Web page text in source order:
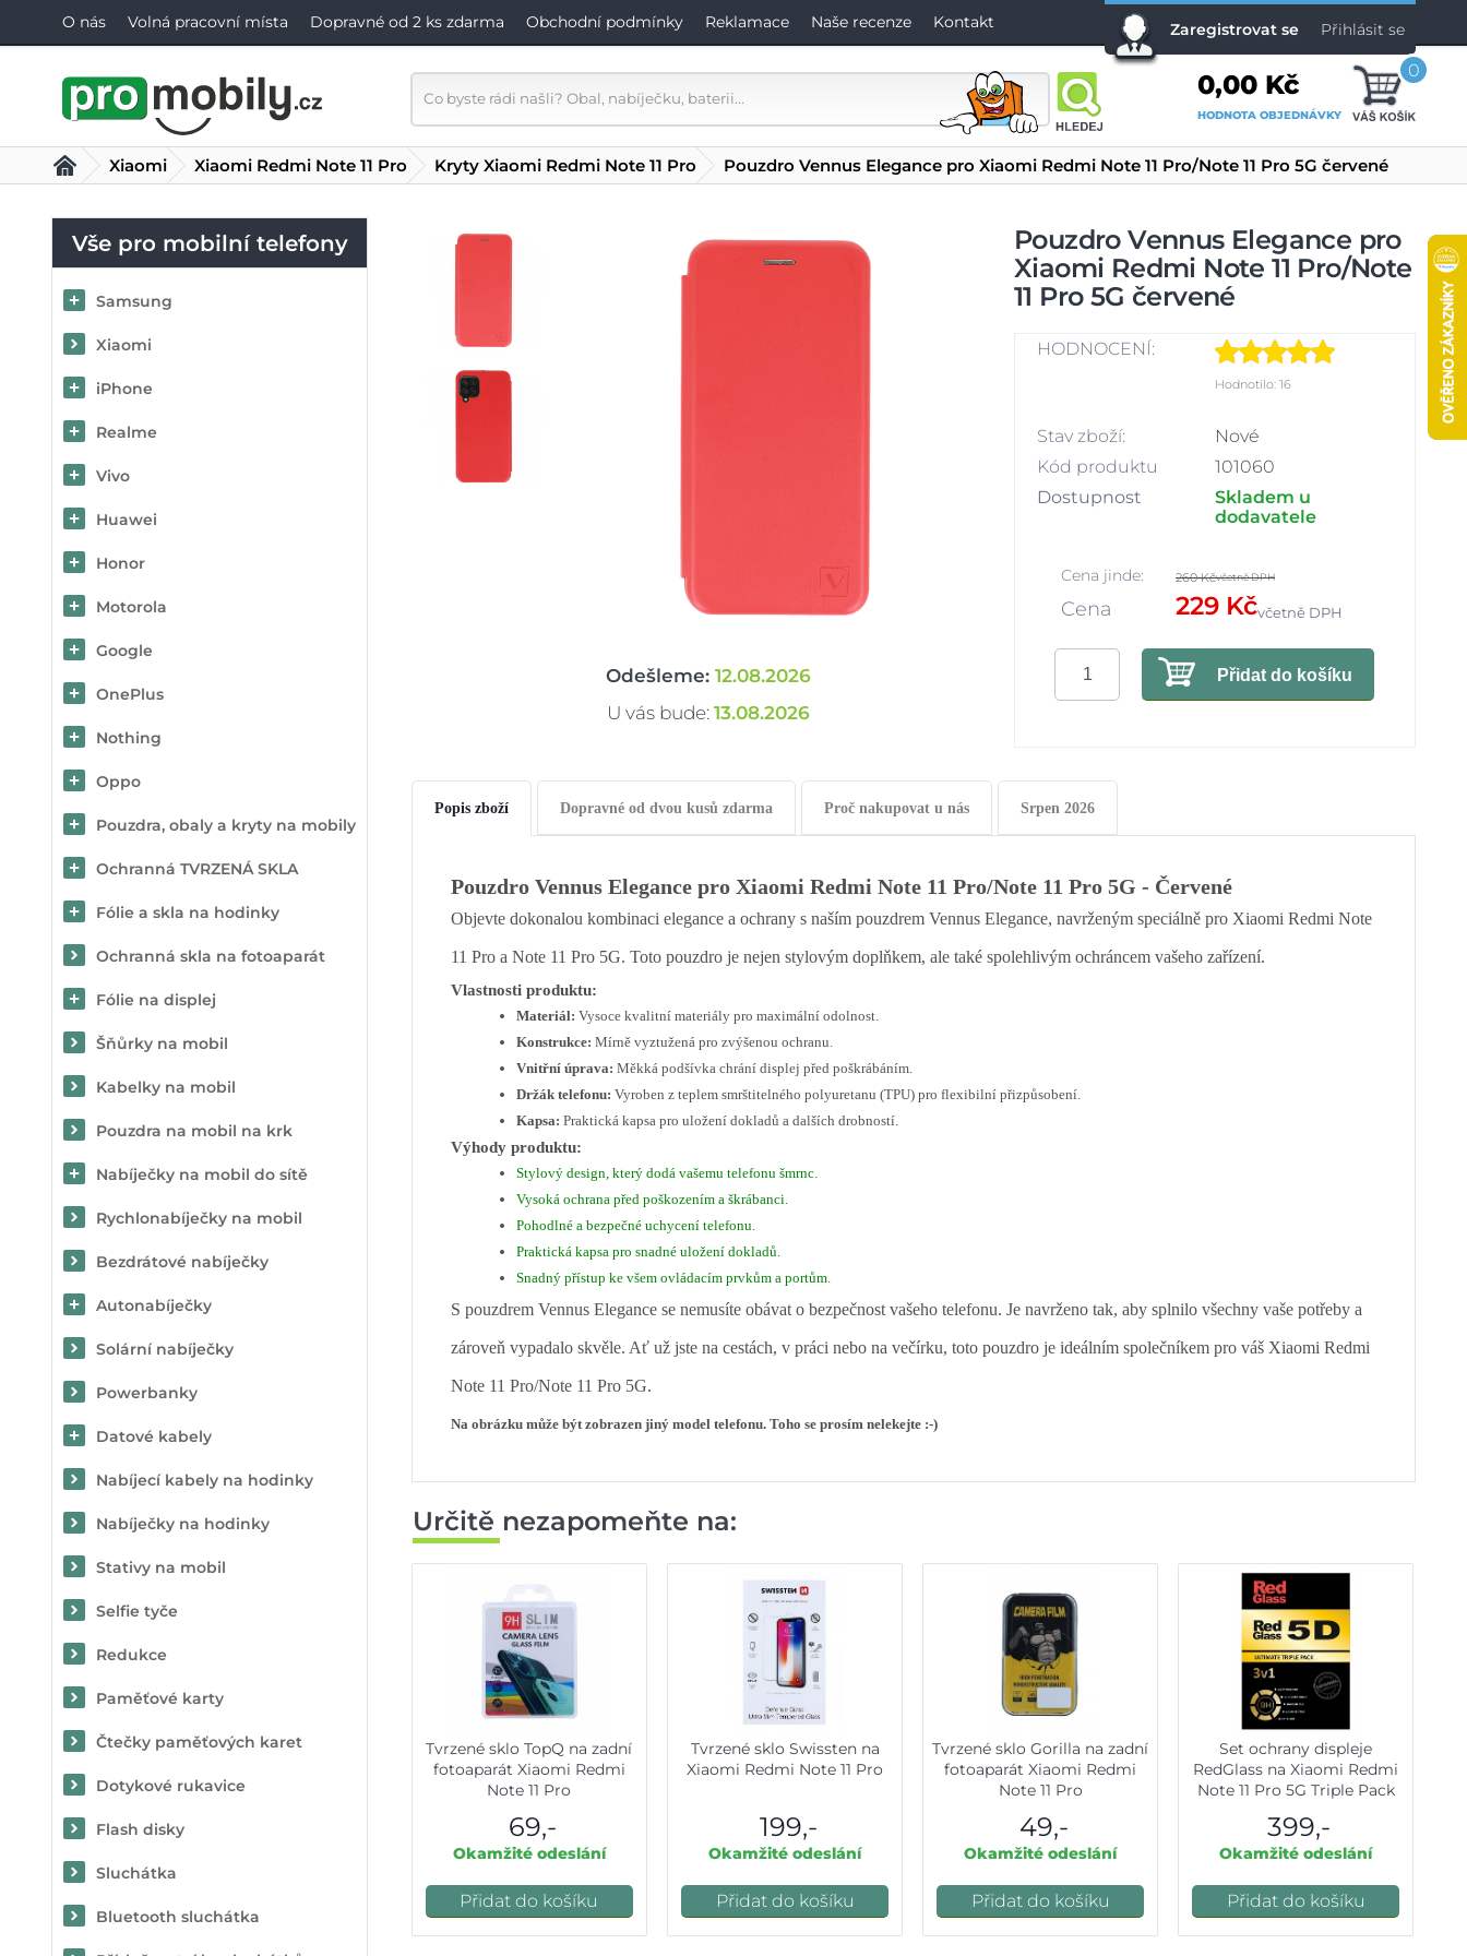
O nás Volná pracovní místa Dopravné od 2 ks zdarma Obchodní podmínky Reklamace Naše recenze Kontakt Zaregistrovat se Přihlásit se
0,00 Kč
HODNOTA OBJEDNÁVKY
0
Vše pro mobilní telefony
Samsung
Xiaomi
iPhone
Realme
Vivo
Huawei
Honor
Motorola
Google
OnePlus
Nothing
Oppo
Pouzdra, obaly a kryty na mobily
Ochranná TVRZENÁ SKLA
Fólie a skla na hodinky
Ochranná skla na fotoaparát
Fólie na displej
Šňůrky na mobil
Kabelky na mobil
Pouzdra na mobil na krk
Nabíječky na mobil do sítě
Rychlonabíječky na mobil
Bezdrátové nabíječky
Autonabíječky
Solární nabíječky
Powerbanky
Datové kabely
Nabíjecí kabely na hodinky
Nabíječky na hodinky
Stativy na mobil
Selfie tyče
Redukce
Paměťové karty
Čtečky paměťových karet
Dotykové rukavice
Flash disky
Sluchátka
Bluetooth sluchátka
Xiaomi Xiaomi Redmi Note 11 Pro Kryty Xiaomi Redmi Note 11 Pro Pouzdro Vennus Elegance pro Xiaomi Redmi Note 11 Pro/Note 11 Pro 5G červené
Odešleme: 12.08.2026
U vás bude: 13.08.2026
Pouzdro Vennus Elegance pro
Xiaomi Redmi Note 11 Pro/Note
11 Pro 5G červené
HODNOCENÍ:
Hodnotilo: 16
Stav zboží:
Nové
Kód produktu
101060
Dostupnost
Skladem u
dodavatele
Cena jinde: 260 Kčvčetně DPH
Cena 229 Kčvčetně DPH
Přidat do košíku
Popis zboží Dopravné od dvou kusů zdarma Proč nakupovat u nás Srpen 2026
Pouzdro Vennus Elegance pro Xiaomi Redmi Note 11 Pro/Note 11 Pro 5G - Červené
Objevte dokonalou kombinaci elegance a ochrany s naším pouzdrem Vennus Elegance, navrženým speciálně pro Xiaomi Redmi Note
11 Pro a Note 11 Pro 5G. Toto pouzdro je nejen stylovým doplňkem, ale také spolehlivým ochráncem vašeho zařízení.
Vlastnosti produktu:
Materiál: Vysoce kvalitní materiály pro maximální odolnost.
Konstrukce: Mírně vyztužená pro zvýšenou ochranu.
Vnitřní úprava: Měkká podšívka chrání displej před poškrábáním.
Držák telefonu: Vyroben z teplem smrštitelného polyuretanu (TPU) pro flexibilní přizpůsobení.
Kapsa: Praktická kapsa pro uložení dokladů a dalších drobností.
Výhody produktu:
Stylový design, který dodá vašemu telefonu šmrnc.
Vysoká ochrana před poškozením a škrábanci.
Pohodlné a bezpečné uchycení telefonu.
Praktická kapsa pro snadné uložení dokladů.
Snadný přístup ke všem ovládacím prvkům a portům.
S pouzdrem Vennus Elegance se nemusíte obávat o bezpečnost vašeho telefonu. Je navrženo tak, aby splnilo všechny vaše potřeby a
zároveň vypadalo skvěle. Ať už jste na cestách, v práci nebo na večírku, toto pouzdro je ideálním společníkem pro váš Xiaomi Redmi
Note 11 Pro/Note 11 Pro 5G.
Na obrázku může být zobrazen jiný model telefonu. Toho se prosím nelekejte :-)
Určitě nezapomeňte na:
Tvrzené sklo TopQ na zadní
fotoaparát Xiaomi Redmi
Note 11 Pro
69,-
Okamžité odeslání
Přidat do košíku
Tvrzené sklo Swissten na
Xiaomi Redmi Note 11 Pro
199,-
Okamžité odeslání
Přidat do košíku
Tvrzené sklo Gorilla na zadní
fotoaparát Xiaomi Redmi
Note 11 Pro
49,-
Okamžité odeslání
Přidat do košíku
Set ochrany displeje
RedGlass na Xiaomi Redmi
Note 11 Pro 5G Triple Pack
399,-
Okamžité odeslání
Přidat do košíku